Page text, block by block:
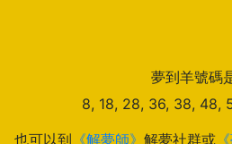
夢到羊號碼
8, 18, 28, 36, 38, 48,
也可以到 《解夢師》 解夢社群或